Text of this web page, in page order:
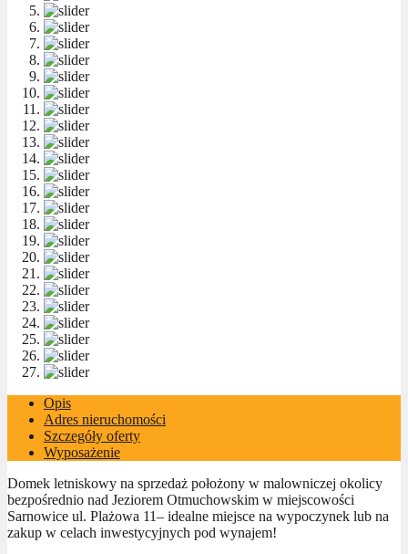
Opis
Adres nieruchomości
Szczegóły oferty
Wyposażenie
Domek letniskowy na sprzedaż położony w malowniczej okolicy
bezpośrednio nad Jeziorem Otmuchowskim w miejscowości
Sarnowice ul. Plażowa 11– idealne miejsce na wypoczynek lub na
zakup w celach inwestycyjnych pod wynajem!